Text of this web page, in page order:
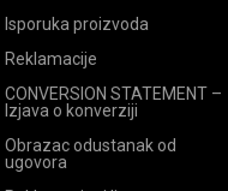
Isporuka proizvoda
Reklamacije
CONVERSION STATEMENT –
Izjava o konverziji
Obrazac odustanak od
ugovora